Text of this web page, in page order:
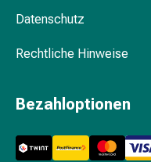
Badeöle-
Schwämme
und
Datenschutz
Rechtliche Hinweise
Bezahloptionen